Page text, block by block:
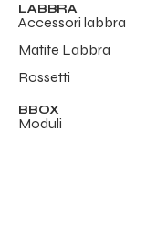
LABBRA
Accessori labbra
Matite Labbra
Rossetti
BBOX
Moduli